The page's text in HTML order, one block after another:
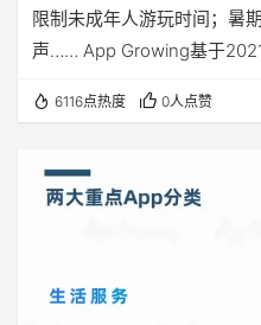
限制未成年人游玩时间；暑
声…… App Growing基于
爆款套路，深度解读8月份
5700+手游在投，相比7月
降。在巨量引擎、腾讯广告
6116点热度 0人点赞